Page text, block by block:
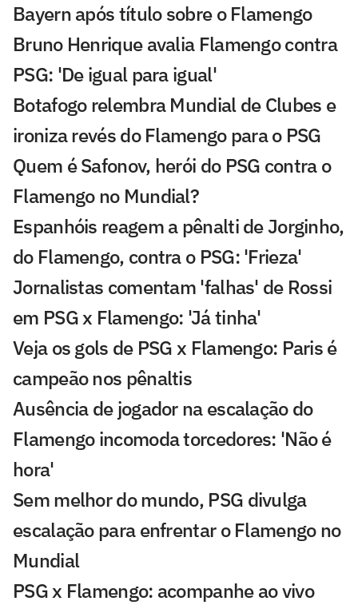
Bayern após título sobre o Flamengo
Bruno Henrique avalia Flamengo contra
PSG: 'De igual para igual'
Botafogo relembra Mundial de Clubes e
ironiza revés do Flamengo para o PSG
Quem é Safonov, herói do PSG contra o
Flamengo no Mundial?
Espanhóis reagem a pênalti de Jorginho,
do Flamengo, contra o PSG: 'Frieza'
Jornalistas comentam 'falhas' de Rossi
em PSG x Flamengo: 'Já tinha'
Veja os gols de PSG x Flamengo: Paris é
campeão nos pênaltis
Ausência de jogador na escalação do
Flamengo incomoda torcedores: 'Não é
hora'
Sem melhor do mundo, PSG divulga
escalação para enfrentar o Flamengo no
Mundial
PSG x Flamengo: acompanhe ao vivo